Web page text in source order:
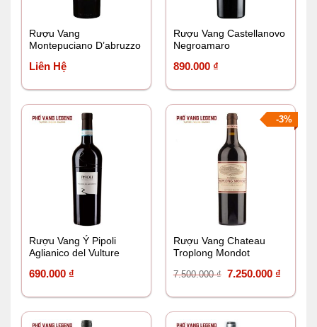
Rượu Vang
Montepuciano D’abruzzo
Liên Hệ
Rượu Vang Castellanovo
Negroamaro
890.000 ₫
Rượu Vang Ý Pipoli
Aglianico del Vulture
690.000 ₫
-3%
Rượu Vang Chateau
Troplong Mondot
7.500.000₫ Giá
7.500.000 ₫.
7.250.000 ₫Giá
hiện